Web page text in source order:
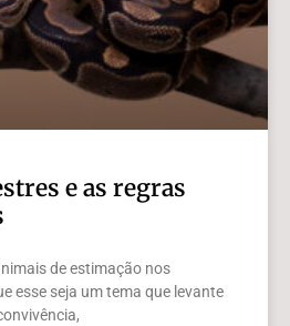
e as regras
de estimação nos
esse seja um tema que levante